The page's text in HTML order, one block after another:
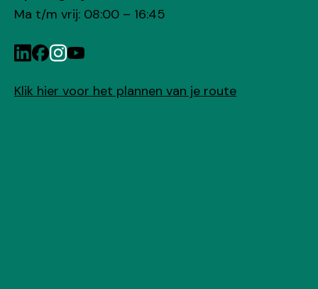
Ma t/m vrij: 08:00 – 16:45
Klik hier voor het plannen van je route